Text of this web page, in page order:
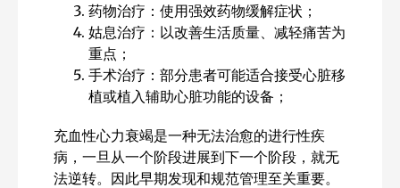
药物治疗：使用强效药物缓解症状；
姑息治疗：以改善生活质量、减轻痛苦为
重点；
手术治疗：部分患者可能适合接受心脏移
植或植入辅助心脏功能的设备；
充血性心力衰竭是一种无法治愈的进行性疾
病，一旦从一个阶段进展到下一个阶段，就无
法逆转。因此早期发现和规范管理至关重要。